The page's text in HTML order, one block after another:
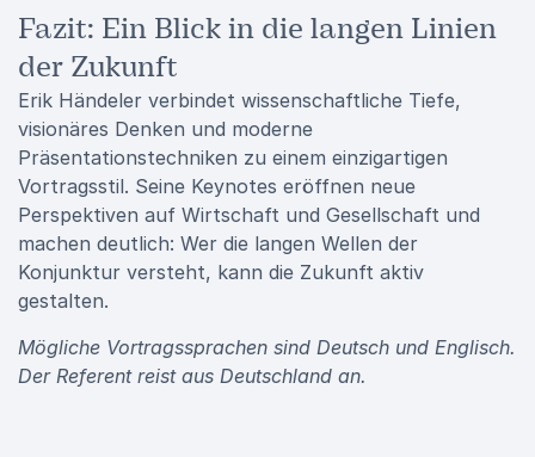
Fazit: Ein Blick in die langen Linien
der Zukunft
Erik Händeler verbindet wissenschaftliche Tiefe,
visionäres Denken und moderne
Präsentationstechniken zu einem einzigartigen
Vortragsstil. Seine Keynotes eröffnen neue
Perspektiven auf Wirtschaft und Gesellschaft und
machen deutlich: Wer die langen Wellen der
Konjunktur versteht, kann die Zukunft aktiv
gestalten.
Mögliche Vortragssprachen sind Deutsch und Englisch.
Der Referent reist aus Deutschland an.